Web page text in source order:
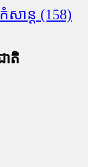
សាន្ត (158)
ាតិ